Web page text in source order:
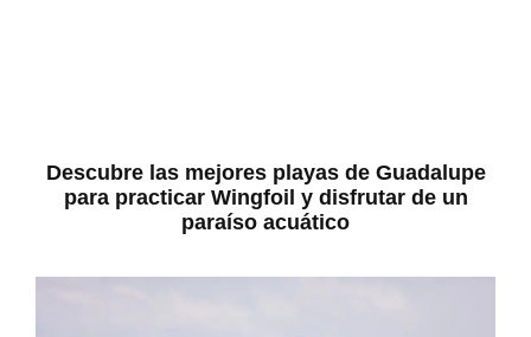
Descubre las mejores playas de Guadalupe
para practicar Wingfoil y disfrutar de un
paraíso acuático